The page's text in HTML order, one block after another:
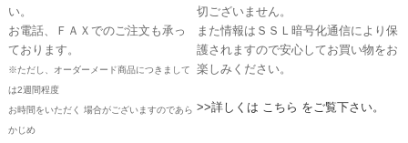
い。
お電話、ＦＡＸでのご注文も承っ
ております。
※ただし、オーダーメード商品につきまして
は2週間程度
お時間をいただく 場合がございますのであら
かじめ
切ございません。
また情報はＳＳＬ暗号化通信により保
護されますので安心してお買い物をお
楽しみください。
>>詳しくは こちら をご覧下さい。